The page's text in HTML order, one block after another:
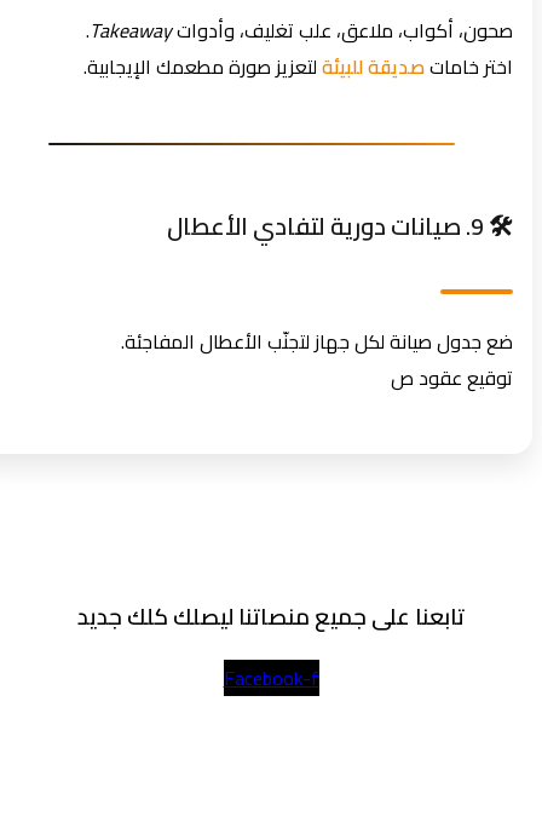
صحون، أكواب، ملاعق، علب تغليف، وأدواتTakeaway
.
اختر خاماتصديقة للبيئةلتعزيز صورة مطعمك الإيجابية.
ضع جدول صيانة لكل جهاز لتجنّب الأعطال المفاجئة.
توقيع عقود ص
تابعنا على جميع منصاتنا ليصلك كلك جديد
Facebook-f